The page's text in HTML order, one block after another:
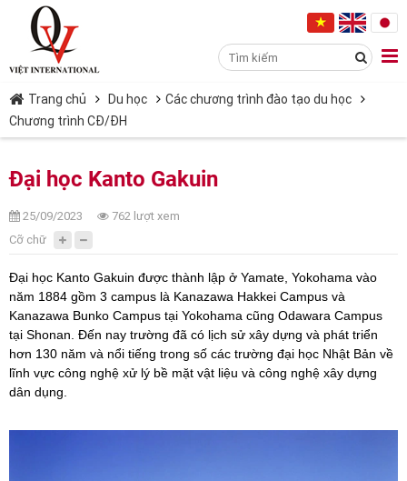
Trang chủ Du học
Các chương trình đào tạo du học
Chương trình CĐ/ĐH
Đại học Kanto Gakuin
25/09/2023
762 lượt xem
Cỡ chữ
Đại học Kanto Gakuin được thành lập ở Yamate, Yokohama vào
năm 1884 gồm 3 campus là Kanazawa Hakkei Campus và
Kanazawa Bunko Campus tại Yokohama cũng Odawara Campus
tại Shonan. Đến nay trường đã có lịch sử xây dựng và phát triển
hơn 130 năm và nổi tiếng trong số các trường đại học Nhật Bản về
lĩnh vực công nghệ xử lý bề mặt vật liệu và công nghệ xây dựng
dân dụng.